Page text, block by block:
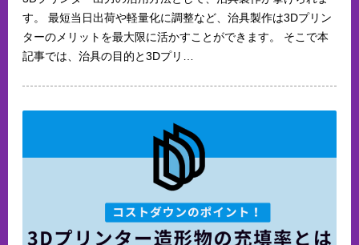
す。 最短当日出荷や軽量化に調整など、治具製作は3Dプリン
ターのメリットを最大限に活かすことができます。 そこで本
記事では、治具の目的と3Dプリ…